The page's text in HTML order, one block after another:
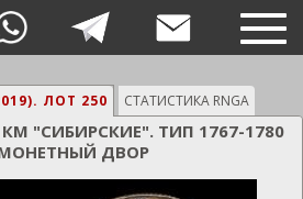
ЛОТ 250 СТАТИСТИКА RNGA
"СИБИРСКИЕ". ТИП 1767-1780
ДВОР